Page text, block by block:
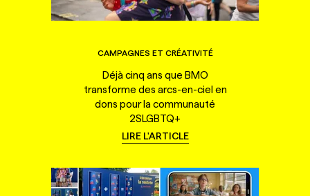
CAMPAGNES ET CRÉATIVITÉ
Déjà cinq ans que BMO
transforme des arcs-en-ciel en
dons pour la communauté
2SLGBTQ+
LIRE L'ARTICLE